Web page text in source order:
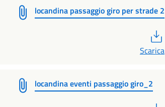
locandina passaggio giro per strade 2
Scarica
locandina eventi passaggio giro_2